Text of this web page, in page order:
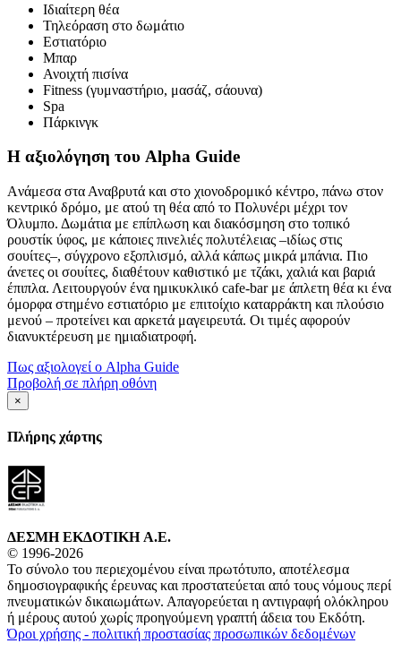
Ιδιαίτερη θέα
Τηλεόραση στο δωμάτιο
Εστιατόριο
Μπαρ
Ανοιχτή πισίνα
Fitness (γυμναστήριο, μασάζ, σάουνα)
Spa
Πάρκινγκ
Η αξιολόγηση του Alpha Guide
Aνάμεσα στα Αναβρυτά και στο χιονοδρομικό κέντρο, πάνω στον
κεντρικό δρόμο, με ατού τη θέα από το Πολυνέρι μέχρι τον
Όλυμπο. Δωμάτια με επίπλωση και διακόσμηση στο τοπικό
ρουστίκ ύφος, με κάποιες πινελιές πολυτέλειας –ιδίως στις
σουίτες–, σύγχρονο εξοπλισμό, αλλά κάπως μικρά μπάνια. Πιο
άνετες οι σουίτες, διαθέτουν καθιστικό με τζάκι, χαλιά και βαριά
έπιπλα. Λειτουργούν ένα ημικυκλικό cafe-bar με άπλετη θέα κι ένα
όμορφα στημένο εστιατόριο με επιτοίχιο καταρράκτη και πλούσιο
μενού – προτείνει και αρκετά μαγειρευτά. Οι τιμές αφορούν
διανυκτέρευση με ημιαδιατροφή.
Πως αξιολογεί ο Alpha Guide
Προβολή σε πλήρη οθόνη
×
Πλήρης χάρτης
ΔΕΣΜΗ ΕΚΔΟΤΙΚΗ A.E.
© 1996-2026
Το σύνολο του περιεχομένου είναι πρωτότυπο, αποτέλεσμα
δημοσιογραφικής έρευνας και προστατεύεται από τους νόμους περί
πνευματικών δικαιωμάτων. Απαγορεύεται η αντιγραφή ολόκληρου
ή μέρους αυτού χωρίς προηγούμενη γραπτή άδεια του Εκδότη.
Όροι χρήσης - πολιτική προστασίας προσωπικών δεδομένων